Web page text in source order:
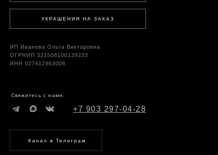
УКРАШЕНИЯ НА ЗАКАЗ
+7 903 297-04-28
Канал в Телеграм
Свяжитесь с нами:
ИП Иванова Ольга Викторовна
ОГРНИП 321508100139233
ИНН 027412963006